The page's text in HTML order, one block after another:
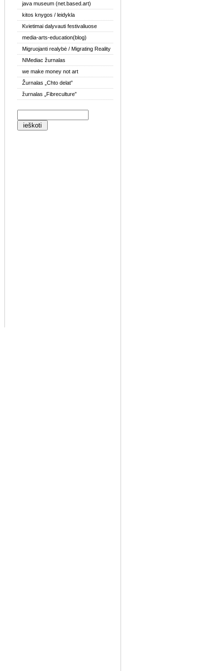
java museum (net.based.art)
kitos knygos / leidykla
Kvietimai dalyvauti festivaliuose
media-arts-education(blog)
Migruojanti realybė / Migrating Reality
NMediac žurnalas
we make money not art
Žurnalas „Chto delat”
žurnalas „Fibreculture”